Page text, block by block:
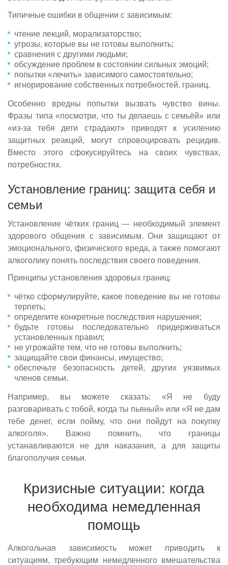
Типичные ошибки в общении с зависимым:
чтение лекций, морализаторство;
угрозы, которые вы не готовы выполнить;
сравнения с другими людьми;
обсуждение проблем в состоянии сильных эмоций;
попытки «лечить» зависимого самостоятельно;
игнорирование собственных потребностей, границ.
Особенно вредны попытки вызвать чувство вины.
Фразы типа «посмотри, что ты делаешь с семьёй» или
«из-за тебя дети страдают» приводят к усилению
защитных реакций, могут спровоцировать рецидив.
Вместо этого сфокусируйтесь на своих чувствах,
потребностях.
Установление границ: защита себя и
семьи
Установление чётких границ — необходимый элемент
здорового общения с зависимым. Они защищают от
эмоционального, физического вреда, а также помогают
алкоголику понять последствия своего поведения.
Принципы установления здоровых границ:
чётко сформулируйте, какое поведение вы не готовы
терпеть;
определите конкретные последствия нарушения;
будьте готовы последовательно придерживаться
установленных правил;
не угрожайте тем, что не готовы выполнить;
защищайте свои финансы, имущество;
обеспечьте безопасность детей, других уязвимых
членов семьи.
Например, вы можете сказать: «Я не буду
разговаривать с тобой, когда ты пьяный» или «Я не дам
тебе денег, если пойму, что они пойдут на покупку
алкоголя». Важно помнить, что границы
устанавливаются не для наказания, а для защиты
благополучия семьи.
Кризисные ситуации: когда
необходима немедленная
помощь
Алкогольная зависимость может приводить к
ситуациям, требующим немедленного вмешательства